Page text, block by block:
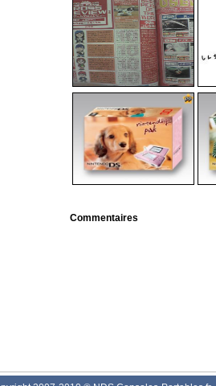
Commentaires